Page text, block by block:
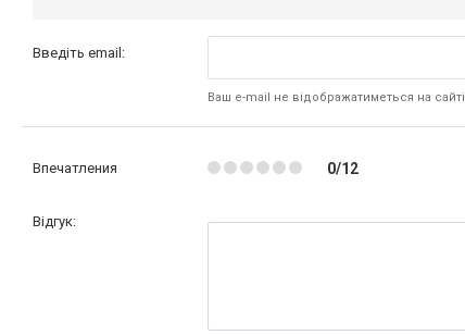
Введіть email:
Ваш e-mail не відображатиметься на сайті
Впечатления 0/12
Відгук: